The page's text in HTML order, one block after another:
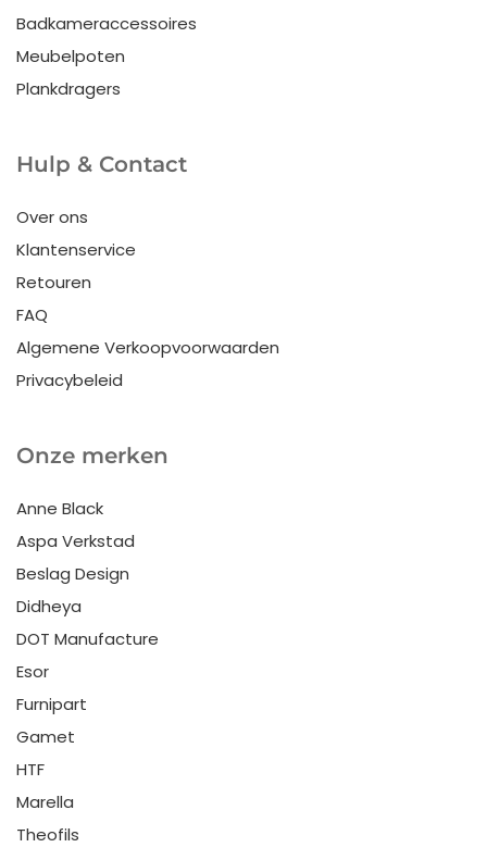
Badkameraccessoires
Meubelpoten
Plankdragers
Hulp & Contact
Over ons
Klantenservice
Retouren
FAQ
Algemene Verkoopvoorwaarden
Privacybeleid
Onze merken
Anne Black
Aspa Verkstad
Beslag Design
Didheya
DOT Manufacture
Esor
Furnipart
Gamet
HTF
Marella
Theofils